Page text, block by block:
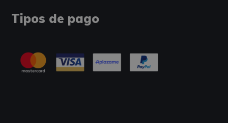
Tipos de pago